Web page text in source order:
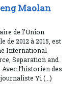
Maolan
de l’Union
2012 à 2015, est
International
Separation and
l’historien des
Yi (...)